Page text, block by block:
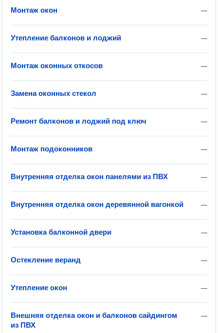
—
Монтаж окон
—
Утепление балконов и лоджий
—
Монтаж оконных откосов
—
Замена оконных стекол
—
Ремонт балконов и лоджий под ключ
—
Монтаж подоконников
—
Внутренняя отделка окон панелями из ПВХ
—
Внутренняя отделка окон деревянной вагонкой
—
Установка балконной двери
—
Остекление веранд
—
Утепление окон
—
Внешняя отделка окон и балконов сайдингом
из ПВХ